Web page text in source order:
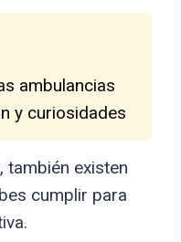
ambulancias
y curiosidades
también existen
cumplir para